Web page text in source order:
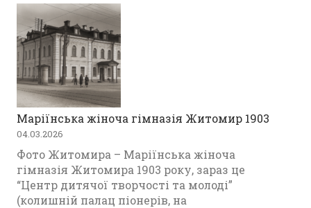
Маріїнська жіноча гімназія Житомир 1903
04.03.2026
Фото Житомира – Маріїнська жіноча
гімназія Житомира 1903 року, зараз це
“Центр дитячої творчості та молоді”
(колишній палац піонерів, на